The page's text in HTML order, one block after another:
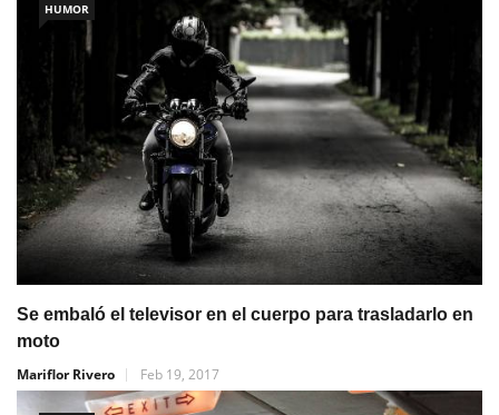
HUMOR
Se embaló el televisor en el cuerpo para trasladarlo en
moto
Mariflor Rivero
Feb 19, 2017